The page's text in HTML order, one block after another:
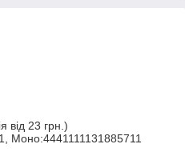
від 23 грн.)
Моно:4441111131885711